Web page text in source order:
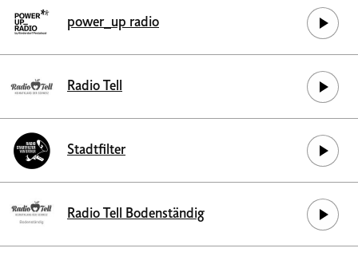
power_up radio
Radio Tell
Stadtfilter
Radio Tell Bodenständig